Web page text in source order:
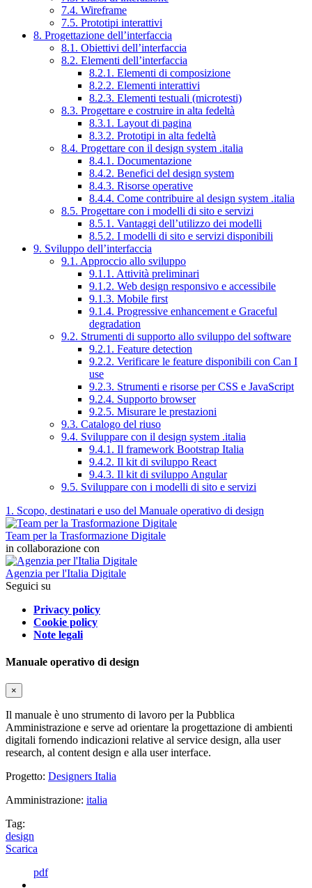
7.4. Wireframe
7.5. Prototipi interattivi
8. Progettazione dell’interfaccia
8.1. Obiettivi dell’interfaccia
8.2. Elementi dell’interfaccia
8.2.1. Elementi di composizione
8.2.2. Elementi interattivi
8.2.3. Elementi testuali (microtesti)
8.3. Progettare e costruire in alta fedeltà
8.3.1. Layout di pagina
8.3.2. Prototipi in alta fedeltà
8.4. Progettare con il design system .italia
8.4.1. Documentazione
8.4.2. Benefici del design system
8.4.3. Risorse operative
8.4.4. Come contribuire al design system .italia
8.5. Progettare con i modelli di sito e servizi
8.5.1. Vantaggi dell’utilizzo dei modelli
8.5.2. I modelli di sito e servizi disponibili
9. Sviluppo dell’interfaccia
9.1. Approccio allo sviluppo
9.1.1. Attività preliminari
9.1.2. Web design responsivo e accessibile
9.1.3. Mobile first
9.1.4. Progressive enhancement e Graceful
degradation
9.2. Strumenti di supporto allo sviluppo del software
9.2.1. Feature detection
9.2.2. Verificare le feature disponibili con Can I
use
9.2.3. Strumenti e risorse per CSS e JavaScript
9.2.4. Supporto browser
9.2.5. Misurare le prestazioni
9.3. Catalogo del riuso
9.4. Sviluppare con il design system .italia
9.4.1. Il framework Bootstrap Italia
9.4.2. Il kit di sviluppo React
9.4.3. Il kit di sviluppo Angular
9.5. Sviluppare con i modelli di sito e servizi
1. Scopo, destinatari e uso del Manuale operativo di design
Team per la Trasformazione Digitale
in collaborazione con
Agenzia per l'Italia Digitale
Seguici su
Privacy policy
Cookie policy
Note legali
Manuale operativo di design
×
Il manuale è uno strumento di lavoro per la Pubblica
Amministrazione e serve ad orientare la progettazione di ambienti
digitali fornendo indicazioni relative al service design, alla user
research, al content design e alla user interface.
Progetto: Designers Italia
Amministrazione: italia
Tag:
design
Scarica
pdf